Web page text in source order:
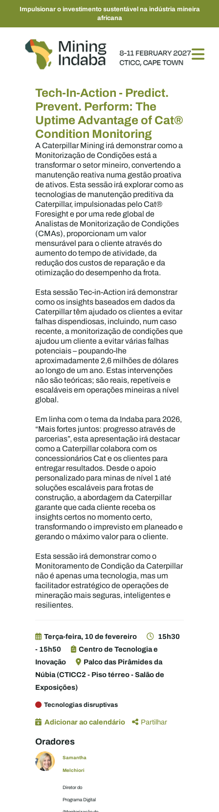
Impulsionar o investimento sustentável na indústria mineira
africana
Tech-In-Action - Predict.
Prevent. Perform: The
Uptime Advantage of Cat®
Condition Monitoring
A Caterpillar Mining irá demonstrar como a
Monitorização de Condições está a
transformar o setor mineiro, convertendo a
manutenção reativa numa gestão proativa
de ativos. Esta sessão irá explorar como as
tecnologias de manutenção preditiva da
Caterpillar, impulsionadas pelo Cat®
Foresight e por uma rede global de
Analistas de Monitorização de Condições
(CMAs), proporcionam um valor
mensurável para o cliente através do
aumento do tempo de atividade, da
redução dos custos de reparação e da
otimização do desempenho da frota.
Esta sessão Tec-in-Action irá demonstrar
como os insights baseados em dados da
Caterpillar têm ajudado os clientes a evitar
falhas dispendiosas, incluindo, num caso
recente, a monitorização de condições que
ajudou um cliente a evitar várias falhas
potenciais – poupando-lhe
aproximadamente 2,6 milhões de dólares
ao longo de um ano. Estas intervenções
não são teóricas; são reais, repetíveis e
escaláveis em operações mineiras a nível
global.
Em linha com o tema da Indaba para 2026,
“Mais fortes juntos: progresso através de
parcerias”, esta apresentação irá destacar
como a Caterpillar colabora com os
concessionários Cat e os clientes para
entregar resultados. Desde o apoio
personalizado para minas de nível 1 até
soluções escaláveis para frotas de
construção, a abordagem da Caterpillar
garante que cada cliente receba os
insights certos no momento certo,
transformando o imprevisto em planeado e
gerando o máximo valor para o cliente.
Esta sessão irá demonstrar como o
Monitoramento de Condição da Caterpillar
não é apenas uma tecnologia, mas um
facilitador estratégico de operações de
mineração mais seguras, inteligentes e
resilientes.
Terça-feira, 10 de fevereiro
15h30
- 15h50
Centro de Tecnologia e
Inovação
Palco das Pirâmides da
Núbia (CTICC2 - Piso térreo - Salão de
Exposições)
Tecnologias disruptivas
Adicionar ao calendário Partilhar
Oradores
Samantha
Melchiori
Diretor do
Programa Digital